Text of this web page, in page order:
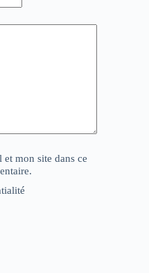
mon site dans ce